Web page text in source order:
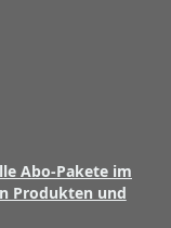
Abo-Pakete im
Produkten und